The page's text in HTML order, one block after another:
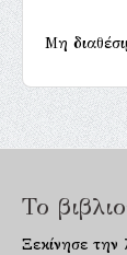
Μη
Το
Ξεκίνησε την